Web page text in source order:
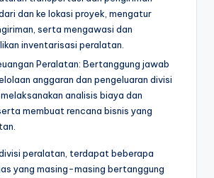
dan ke lokasi proyek, mengatur
serta mengawasi dan
inventarisasi peralatan.
Peralatan: Bertanggung jawab
anggaran dan pengeluaran divisi
analisis biaya dan
membuat rencana bisnis yang
peralatan, terdapat beberapa
yang masing-masing bertanggung